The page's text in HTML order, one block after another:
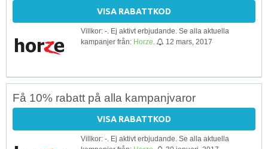
VISA RABATTKOD
Villkor: -. Ej aktivt erbjudande. Se alla aktuella
kampanjer från: Horze 12 mars, 2017
Få 10% rabatt på alla kampanjvaror
VISA RABATTKOD
Villkor: -. Ej aktivt erbjudande. Se alla aktuella